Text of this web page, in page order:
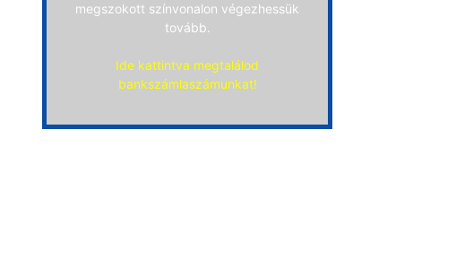
megszokott színvonalon végezhessük
tovább.
Ide kattintva megtalálod
bankszámlaszámunkat!